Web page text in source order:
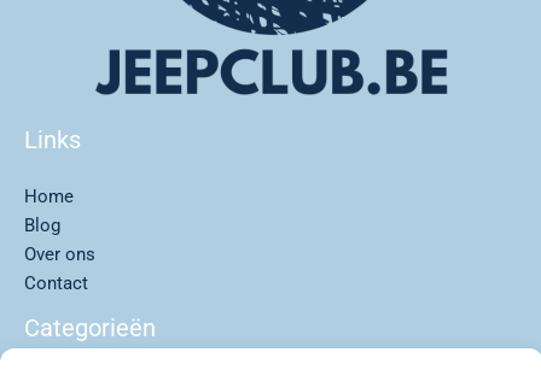
Links
Home
Blog
Over ons
Contact
Categorieën